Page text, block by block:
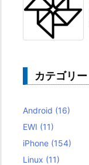
カテゴリー
Android (16)
EWI (11)
iPhone (154)
Linux (11)